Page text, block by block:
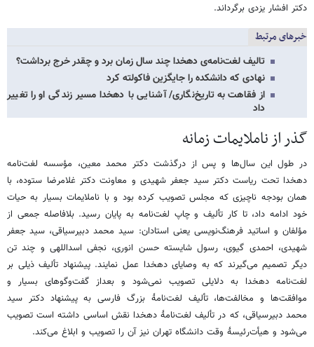
دکتر افشار یزدی برگرداند.
خبرهای مرتبط
تالیف لغت‌نامه‌ی دهخدا چند سال زمان برد و چقدر خرج برداشت؟
نهادی که دانشکده را جایگزین فاکولته کرد
از فقاهت به تاریخ‌نگاری/ آشنایی با دهخدا مسیر زندگی او را تغییر
داد
گذر از ناملایمات زمانه
در طول این سال‌ها و پس از درگذشت دکتر محمد معین، مؤسسه لغت‌نامه
دهخدا تحت ریاست دکتر سید جعفر شهیدی و معاونت دکتر غلامرضا ستوده، با
همان بودجه ناچیزی که مجلس تصویب کرده بود و با ناملایمات بسیار به حیات
خود ادامه داد، تا کار تألیف و چاپ لغت‌نامه به پایان رسید. بلافاصله جمعی از
مؤلفان و اساتید فرهنگ‌نویسی یعنی استادان: سید محمد دبیرسیاقی، سید جعفر
شهیدی، احمدی گیوی، رسول شایسته حسن انوری، نجفی اسداللهی و چند تن
دیگر تصمیم می‌گیرند که به وصایای دهخدا عمل نمایند. پیشنهاد تألیف ذیلی بر
لغت‌نامه دهخدا به دلایلی تصویب نمی‌شود و بعداز گفت‌وگوهای بسیار و
موافقت‌ها و مخالفت‌ها، تألیف لغت‌نامۀ بزرگ فارسی به پیشنهاد دکتر سید
محمد دبیرسیاقی، که در تألیف لغت‌نامۀ دهخدا نقش اساسی داشته است تصویب
می‌شود و هیأت‌رئیسۀ وقت دانشگاه تهران نیز آن را تصویب و ابلاغ می‌کند.